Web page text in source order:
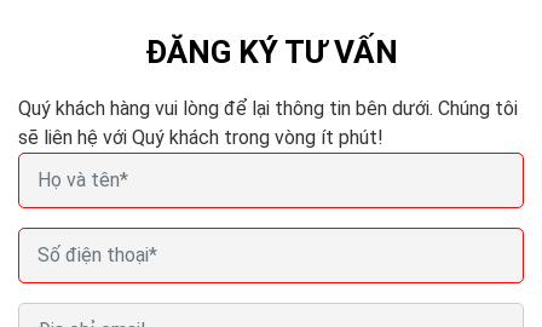
ĐĂNG KÝ TƯ VẤN
Quý khách hàng vui lòng để lại thông tin bên dưới. Chúng tôi
sẽ liên hệ với Quý khách trong vòng ít phút!